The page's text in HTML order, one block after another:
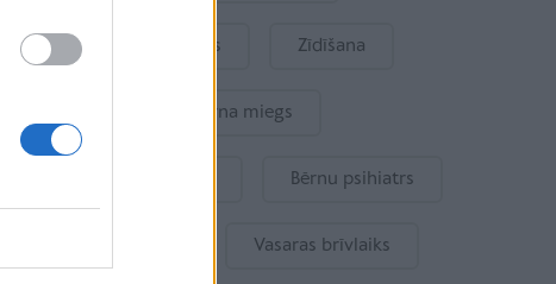
Kur šodien atpūsties Zīdīšana
Bērna miegs
Bērnu psihiatrs
Vasaras brīvlaiks